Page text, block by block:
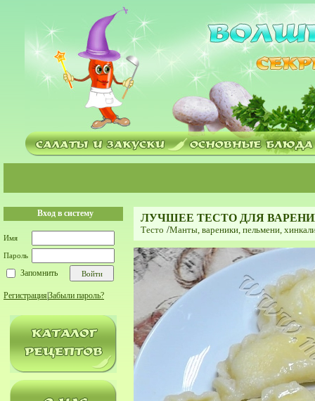
Вход в систему
Имя
Пароль
Запомнить
Регистрация Забыли пароль?
ЛУЧШЕЕ ТЕСТО ДЛЯ
Тесто /Мaнты, вареники, пельмени,